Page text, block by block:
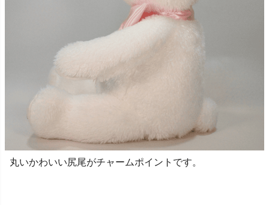
丸いかわいい尻尾がチャームポイントです。